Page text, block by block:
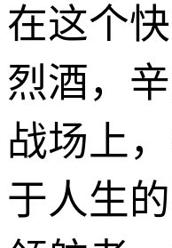
在这个
烈酒，
战场上
于人生